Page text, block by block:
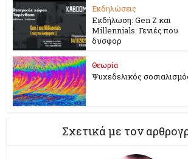
Εκδηλώσεις
Εκδήλωση: Gen Z και
Millennials. Γενιές που
δυσφορ
Θεωρία
Ψυχεδελικός
Σχετικά με τον